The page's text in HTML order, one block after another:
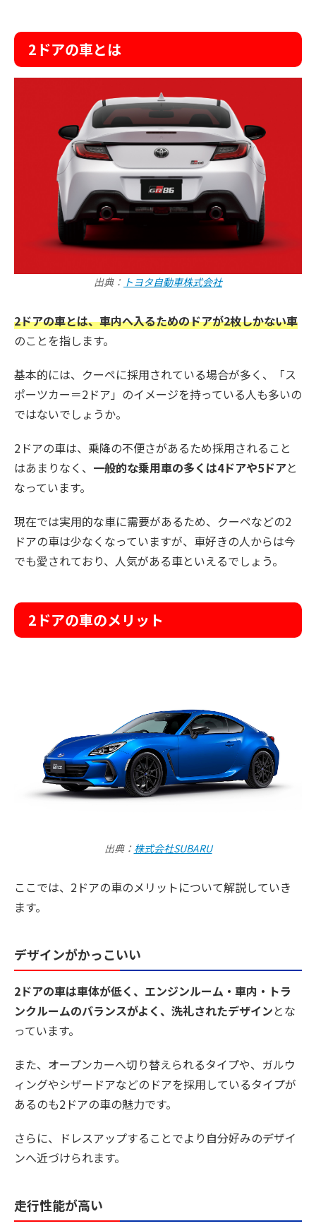
2ドアの車とは
出典： トヨタ自動車株式会社
2ドアの車とは、車内へ入るためのドアが2枚しかない車
のことを指します。
基本的には、クーペに採用されている場合が多く、「ス
ポーツカー＝2ドア」のイメージを持っている人も多いの
ではないでしょうか。
2ドアの車は、乗降の不便さがあるため採用されること
はあまりなく、 一般的な乗用車の多くは4ドアや5ドアと
なっています。
現在では実用的な車に需要があるため、クーペなどの2
ドアの車は少なくなっていますが、車好きの人からは今
でも愛されており、人気がある車といえるでしょう。
2ドアの車のメリット
出典： 株式会社SUBARU
ここでは、2ドアの車のメリットについて解説していき
ます。
デザインがかっこいい
2ドアの車は車体が低く、エンジンルーム・車内・トラ
ンクルームのバランスがよく、洗礼されたデザインとな
っています。
また、オープンカーへ切り替えられるタイプや、ガルウ
ィングやシザードアなどのドアを採用しているタイプが
あるのも2ドアの車の魅力です。
さらに、ドレスアップすることでより自分好みのデザイ
ンへ近づけられます。
走行性能が高い